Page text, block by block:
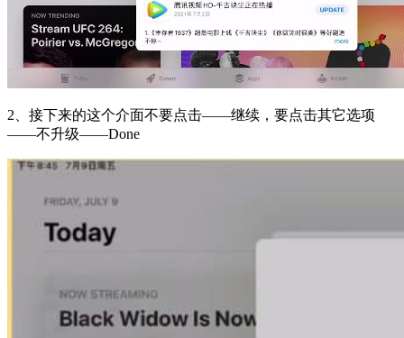
2、接下来的这个介面不要点击——继续，要点击其它选项
——不升级——Done